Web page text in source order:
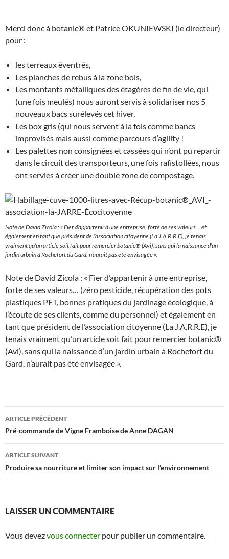
Merci donc à botanic® et Patrice OKUNIEWSKI (le directeur)
pour :
les terreaux éventrés,
Les planches de rebus à la zone bois,
Les montants métalliques des étagères de fin de vie, qui
(une fois meulés) nous auront servis à solidariser nos 5
nouveaux bacs surélevés cet hiver,
Les box gris (qui nous servent à la fois comme bancs
improvisés mais aussi comme parcours d’agility !
Les palettes non consignées et cassées qui n’ont pu repartir
dans le circuit des transporteurs, une fois rafistollées, nous
ont servies à créer une double zone de compostage.
Note de David Zicola : « Fier d’appartenir à une entreprise, forte de ses valeurs… et
également en tant que président de l’association citoyenne (La J.A.R.R.E), je tenais
vraiment qu’un article soit fait pour remercier botanic® (Avi), sans qui la naissance d’un
jardin urbain à Rochefort du Gard, n’aurait pas été envisagée ».
Note de David Zicola : « Fier d’appartenir à une entreprise,
forte de ses valeurs… (zéro pesticide, récupération des pots
plastiques PET, bonnes pratiques du jardinage écologique, à
l’écoute de ses clients, comme du personnel) et également en
tant que président de l’association citoyenne (La J.A.R.R.E), je
tenais vraiment qu’un article soit fait pour remercier botanic®
(Avi), sans qui la naissance d’un jardin urbain à Rochefort du
Gard, n’aurait pas été envisagée ».
Navigation
des
articles
ARTICLE PRÉCÉDENT
Pré-commande de Vigne Framboise de Anne DAGAN
ARTICLE SUIVANT
Produire sa nourriture et limiter son impact sur l’environnement
LAISSER UN COMMENTAIRE
Vous devezvous connecter pour publier un commentaire.